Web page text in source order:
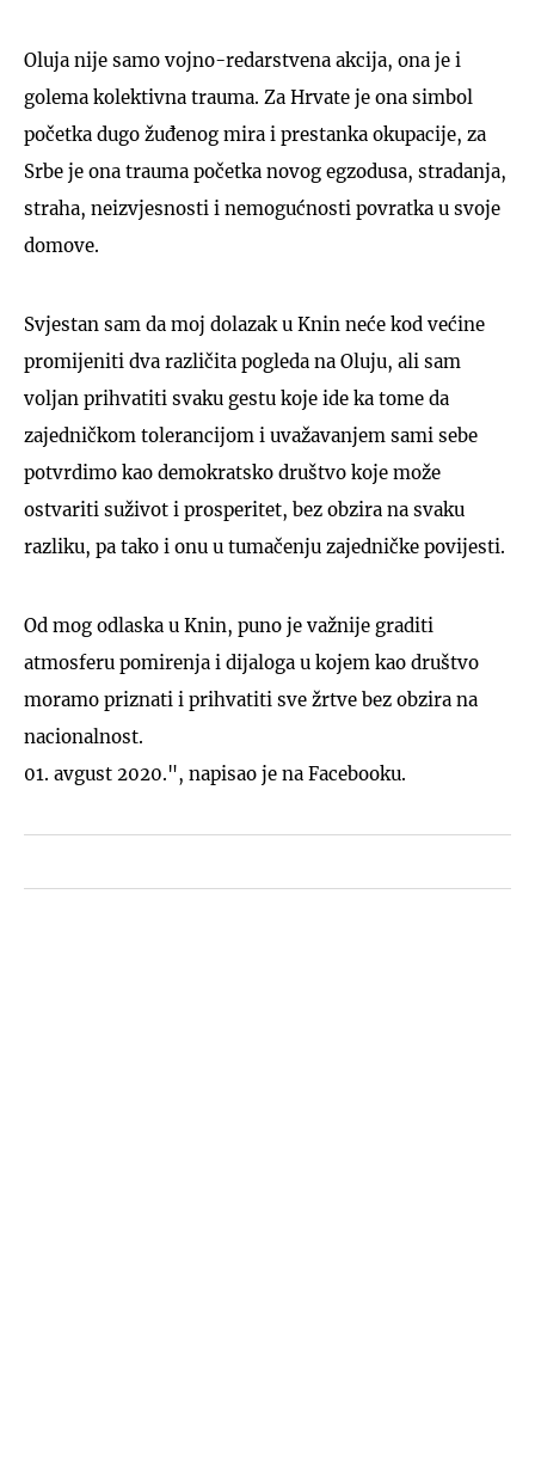
Oluja nije samo vojno-redarstvena akcija, ona je i
golema kolektivna trauma. Za Hrvate je ona simbol
početka dugo žuđenog mira i prestanka okupacije, za
Srbe je ona trauma početka novog egzodusa, stradanja,
straha, neizvjesnosti i nemogućnosti povratka u svoje
domove.
Svjestan sam da moj dolazak u Knin neće kod većine
promijeniti dva različita pogleda na Oluju, ali sam
voljan prihvatiti svaku gestu koje ide ka tome da
zajedničkom tolerancijom i uvažavanjem sami sebe
potvrdimo kao demokratsko društvo koje može
ostvariti suživot i prosperitet, bez obzira na svaku
razliku, pa tako i onu u tumačenju zajedničke povijesti.
Od mog odlaska u Knin, puno je važnije graditi
atmosferu pomirenja i dijaloga u kojem kao društvo
moramo priznati i prihvatiti sve žrtve bez obzira na
nacionalnost.
01. avgust 2020.", napisao je na Facebooku.